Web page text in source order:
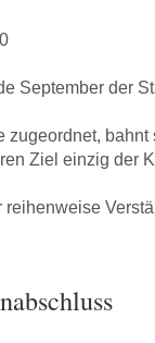
September der
zugeordnet, bahnt
Ziel einzig der